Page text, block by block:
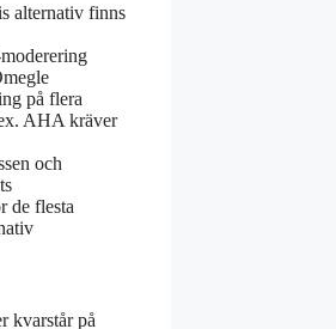
alternativ finns
på flera
AHA kräver
och
de flesta
kvarstår på